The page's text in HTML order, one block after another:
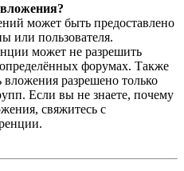
может быть предоставлено
или пользователя.
может не разрешить
форумах. Также
разрешено только
Если вы не знаете, почему
свяжитесь с